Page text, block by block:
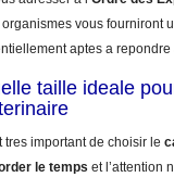
vous fourniront
aptes a
taille ideale
tres important de choisir le
le temps et l’attention